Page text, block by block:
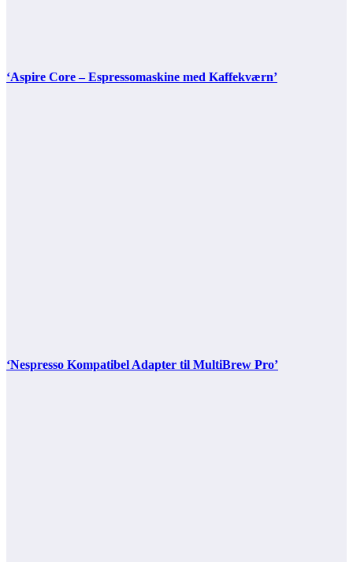
‘Aspire Core – Espressomaskine med Kaffekværn’
‘Nespresso Kompatibel Adapter til MultiBrew Pro’